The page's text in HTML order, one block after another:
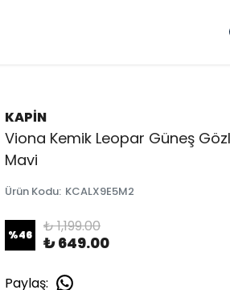
KAPİN
Viona Kemik Leopar Güneş
Mavi
Ürün Kodu: KCALX9E5M2
%46 ₺ 1,199.00
₺ 649.00
Paylaş: